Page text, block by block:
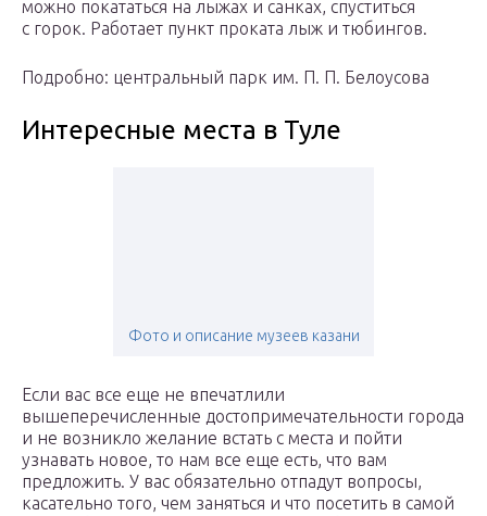
можно покататься на лыжах и санках, спуститься
с горок. Работает пункт проката лыж и тюбингов.
Подробно: центральный парк им. П. П. Белоусова
Интересные места в Туле
Фото и описание музеев казани
Если вас все еще не впечатлили
вышеперечисленные достопримечательности города
и не возникло желание встать с места и пойти
узнавать новое, то нам все еще есть, что вам
предложить. У вас обязательно отпадут вопросы,
касательно того, чем заняться и что посетить в самой